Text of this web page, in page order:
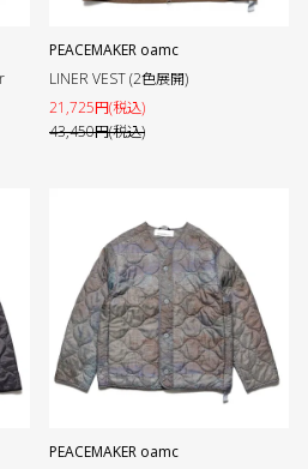
PEACEMAKER oamc
LINER VEST (2色展開)
21,725円(税込)
43,450円(税込)
PEACEMAKER oamc